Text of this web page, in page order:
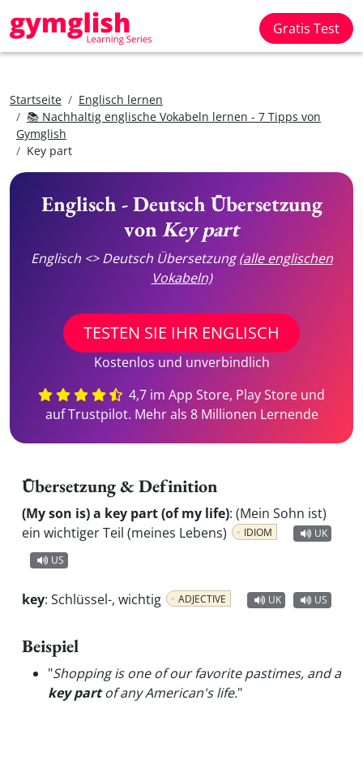
Gratis Test
Startseite
Englisch lernen
📚 Nachhaltig englische Vokabeln lernen - 7 Tipps von
Gymglish
Key part
Englisch - Deutsch Übersetzung
vonKey part
Englisch <> Deutsch Übersetzung(alle englischen
Vokabeln)
TESTEN SIE IHR ENGLISCH
Kostenlos und unverbindlich
4,7 im App Store, Play Store und
auf Trustpilot. Mehr als 8 Millionen Lernende
Übersetzung & Definition
(My son is) a key part (of my life): (Mein Sohn ist)
ein wichtiger Teil (meines Lebens)
IDIOM
UK
US
key: Schlüssel-, wichtig ADJECTIVE UK US
Beispiel
"Shopping is one of our favorite pastimes, and a
key partof any American's life."